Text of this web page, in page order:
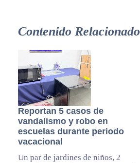
Contenido Relacionado
Reportan 5 casos de
vandalismo y robo en
escuelas durante periodo
vacacional
Un par de jardines de niños, 2